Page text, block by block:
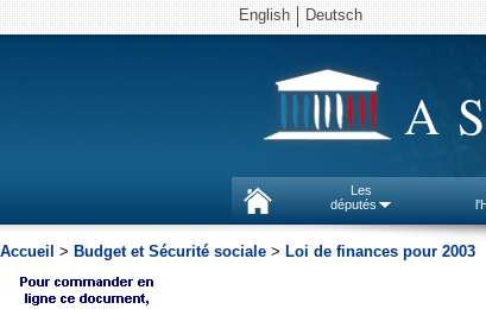
English Deutsch
Les
députés
Accueil > Budget et Sécurité sociale > Loi de finances pour 2003